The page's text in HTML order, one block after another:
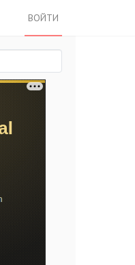
ВОЙТИ